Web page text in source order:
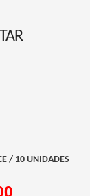
/ 10 UNIDADES